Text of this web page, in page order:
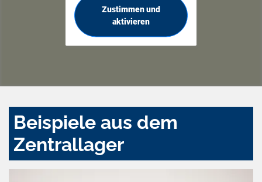
Zustimmen und
aktivieren
Beispiele aus dem
Zentrallager